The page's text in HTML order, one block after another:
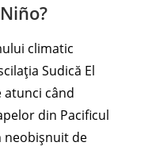
climatic
Sudică El
atunci când
din Pacificul
neobișnuit de